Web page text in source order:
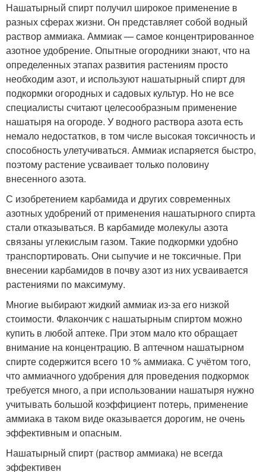
Нашатырный спирт получил широкое применение в
разных сферах жизни. Он представляет собой водный
раствор аммиака. Аммиак — самое концентрированное
азотное удобрение. Опытные огородники знают, что на
определенных этапах развития растениям просто
необходим азот, и используют нашатырный спирт для
подкормки огородных и садовых культур. Но не все
специалисты считают целесообразным применение
нашатыря на огороде. У водного раствора азота есть
немало недостатков, в том числе высокая токсичность и
способность улетучиваться. Аммиак испаряется быстро,
поэтому растение усваивает только половину
внесенного азота.
С изобретением карбамида и других современных
азотных удобрений от применения нашатырного спирта
стали отказываться. В карбамиде молекулы азота
связаны углекислым газом. Такие подкормки удобно
транспортировать. Они сыпучие и не токсичные. При
внесении карбамидов в почву азот из них усваивается
растениями по максимуму.
Многие выбирают жидкий аммиак из-за его низкой
стоимости. Флакончик с нашатырным спиртом можно
купить в любой аптеке. При этом мало кто обращает
внимание на концентрацию. В аптечном нашатырном
спирте содержится всего 10 % аммиака. С учётом того,
что аммиачного удобрения для проведения подкормок
требуется много, а при использовании нашатыря нужно
учитывать большой коэффициент потерь, применение
аммиака в таком виде оказывается дорогим, не очень
эффективным и опасным.
Нашатырный спирт (раствор аммиака) не всегда
эффективен